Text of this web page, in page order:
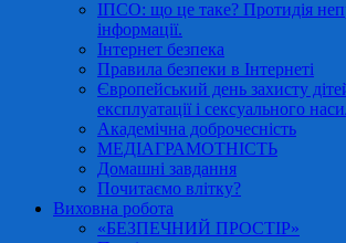
ІПСО: що це таке? Протидія
інформації.
Інтернет безпека
Правила безпеки в Інтернеті
Європейський день захисту
експлуатації і сексуального
Академічна доброчесність
МЕДІАГРАМОТНІСТЬ
Домашні завдання
Почитаємо влітку?
Виховна робота
«БЕЗПЕЧНИЙ ПРОСТІР»